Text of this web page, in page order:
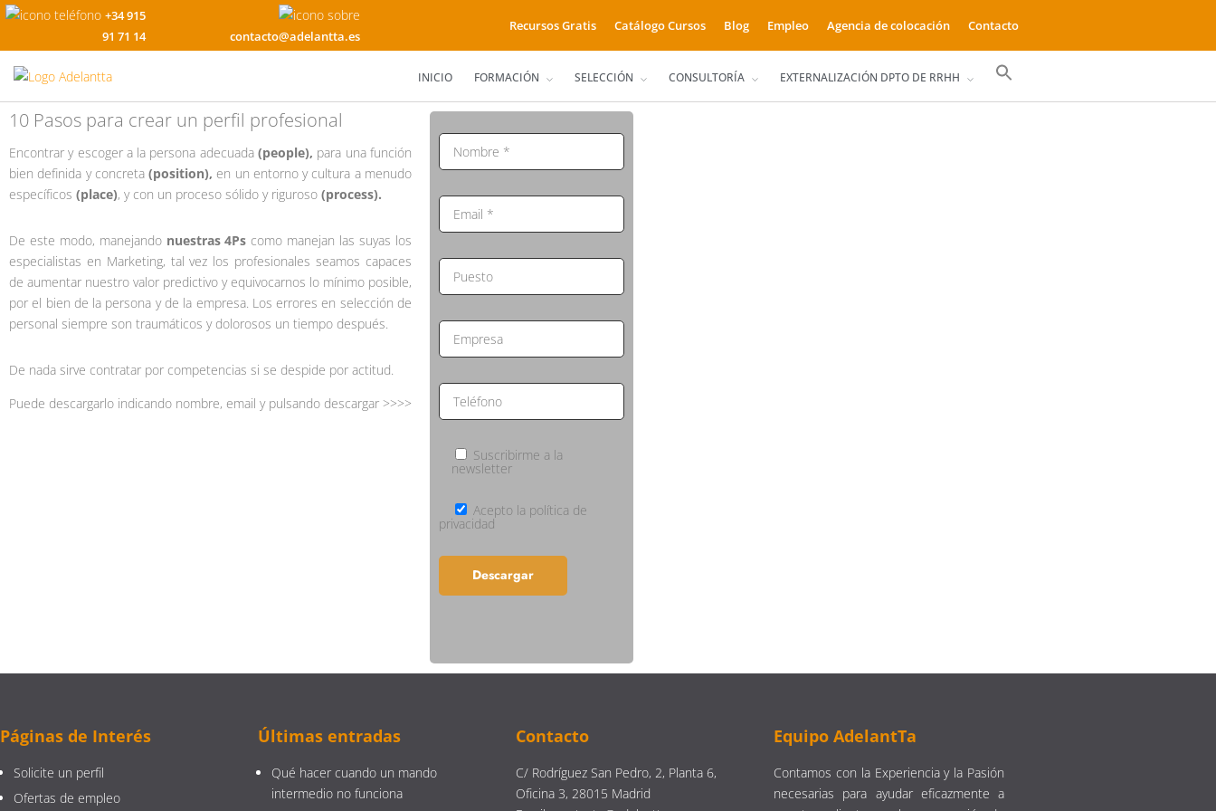
+34 915
91 71 14
contacto@adelantta.es
Recursos Gratis Catálogo Cursos Blog Empleo Agencia de colocación Contacto
INICIO FORMACIÓN SELECCIÓN CONSULTORÍA EXTERNALIZACIÓN DPTO DE RRHH
Botón de búsqueda
10 Pasos para crear un perfil profesional
Encontrar y escoger a la persona adecuada(people), para una función
bien definida y concreta(position), en un entorno y cultura a menudo
específicos (place), y con un proceso sólido y riguroso (process).
De este modo, manejando nuestras 4Ps como manejan las suyas los
especialistas en Marketing, tal vez los profesionales seamos capaces
de aumentar nuestro valor predictivo y equivocarnos lo mínimo posible,
por el bien de la persona y de la empresa. Los errores en selección de
personal siempre son traumáticos y dolorosos un tiempo después.
De nada sirve contratar por competencias si se despide por actitud.
Puede descargarlo indicando nombre, email y pulsando descargar >>>>
Suscribirme a la
newsletter
Acepto la política de
privacidad
Páginas de Interés
Solicite un perfil
Ofertas de empleo
Últimas entradas
Qué hacer cuando un mando
intermedio no funciona
Contacto
C/ Rodríguez San Pedro, 2, Planta 6,
Oficina 3, 28015 Madrid
Equipo AdelantTa
Contamos con la Experiencia y la Pasión
necesarias para ayudar eficazmente a